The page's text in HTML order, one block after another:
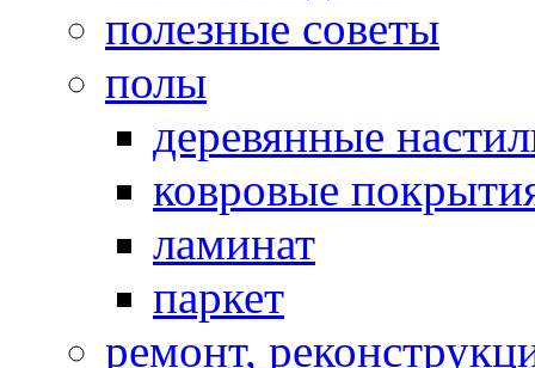
полезные советы
полы
деревянные
ковровые
ламинат
паркет
ремонт,